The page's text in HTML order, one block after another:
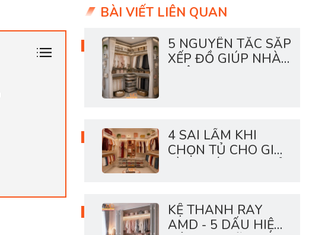
BÀI VIẾT LIÊN QUAN
5 NGUYÊN TẮC SẮP
XẾP ĐỒ GIÚP NHÀ
4 SAI LẦM KHI
CHỌN TỦ CHO GIA
KỆ THANH RAY
AMD - 5 DẤU HIỆU